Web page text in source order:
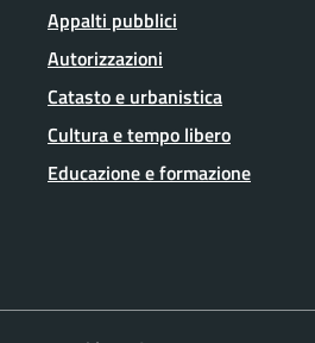
Appalti pubblici
Autorizzazioni
Catasto e urbanistica
Cultura e tempo libero
Educazione e formazione